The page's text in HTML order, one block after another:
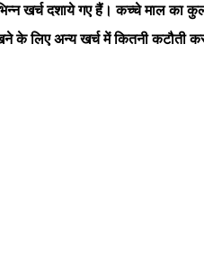
खर्च दशाये गए हैं। कच्चे माल
के लिए अन्य खर्च में कितनी कटौती